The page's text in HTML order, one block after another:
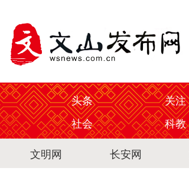
头条 关注
社会
科教
文明网
长安网